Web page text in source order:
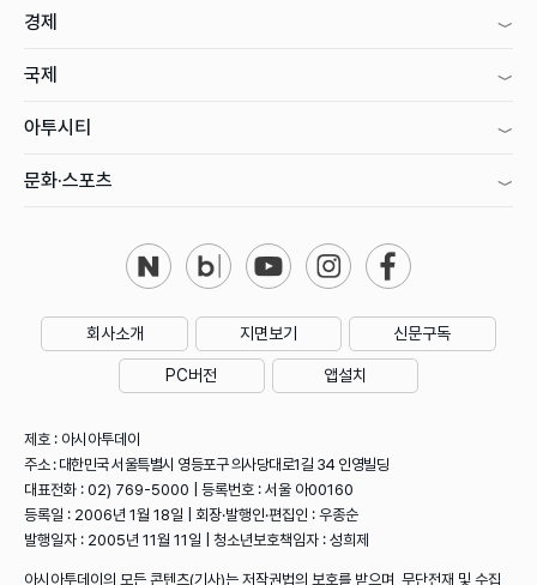
경제
국제
아투시티
문화·스포츠
회사소개 지면보기 신문구독
PC버전 앱설치
제호 : 아시아투데이
주소 : 대한민국 서울특별시 영등포구 의사당대로1길 34 인영빌딩
대표전화 : 02) 769-5000 | 등록번호 : 서울 아00160
등록일 : 2006년 1월 18일 | 회장·발행인·편집인 : 우종순
발행일자 : 2005년 11월 11일 | 청소년보호책임자 : 성희제
아시아투데이의 모든 콘텐츠(기사)는 저작권법의 보호를 받으며, 무단전재 및 수집,